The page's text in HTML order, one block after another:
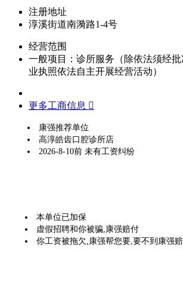
注册地址
淳溪街道南漪路1-4号
经营范围
一般项目：诊所服务（除依法须经
业执照依法自主开展经营活动）
更多工商信息 
康强推荐单位
高淳皓齿口腔诊所店
2026-8-10前 未有工资纠纷
本单位已加保
虚假招聘和你被骗,康强赔付
你工资被拖欠,康强帮您要,要不到康强赔